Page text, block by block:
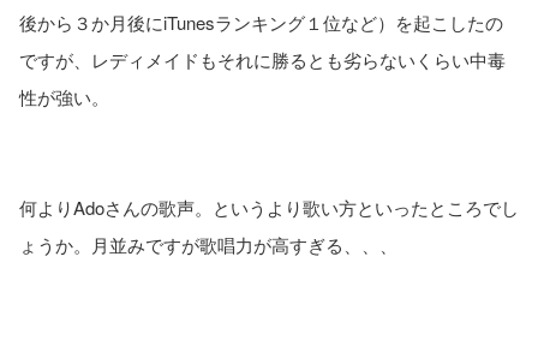
後から３か月後にiTunesランキング１位など）を起こしたの
ですが、レディメイドもそれに勝るとも劣らないくらい中毒
性が強い。
何よりAdoさんの歌声。というより歌い方といったところでし
ょうか。月並みですが歌唱力が高すぎる、、、